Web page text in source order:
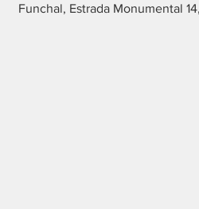
Funchal, Estrada Monumental